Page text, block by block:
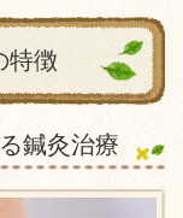
特徴
鍼灸治療